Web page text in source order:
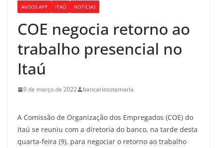
AVISOS APP ITAÚ NOTÍCIAS
COE negocia retorno ao
trabalho presencial no
Itaú
9 de março de 2022 bancariosstamaria
A Comissão de Organização dos Empregados (COE) do
Itaú se reuniu com a diretoria do banco, na tarde desta
quarta-feira (9), para negociar o retorno ao trabalho